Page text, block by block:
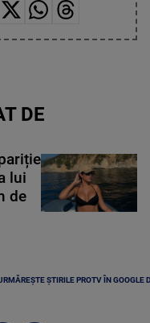
DE
lui
de
ȘTIRILE PROTV ÎN GOOGLE